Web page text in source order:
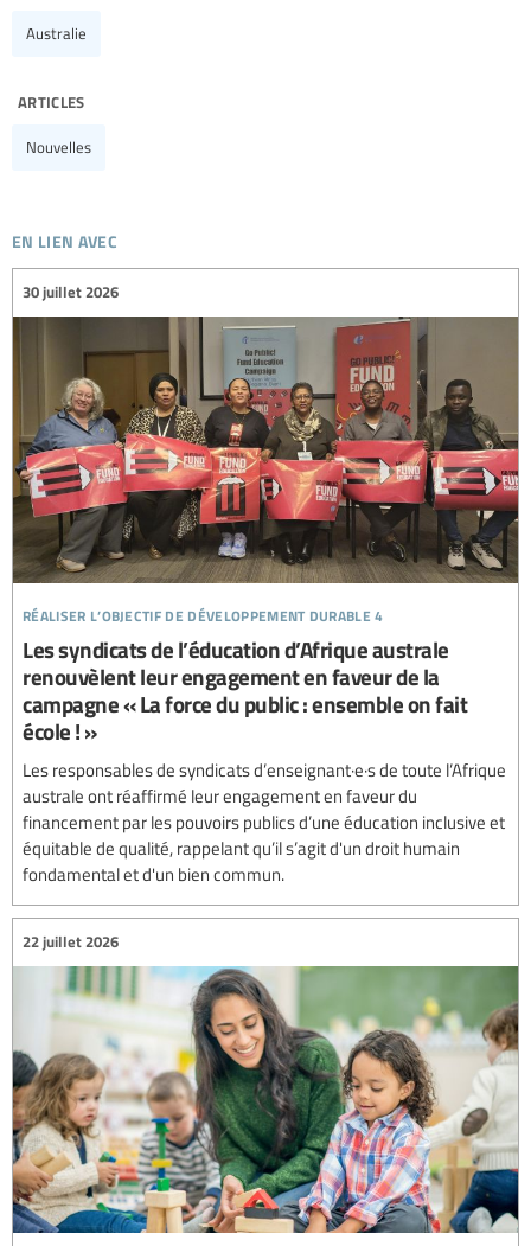
Australie
articles
Nouvelles
en lien avec
réaliser l’objectif de développement durable 4
30 juillet 2026
Les syndicats de l’éducation d’Afrique australe
renouvèlent leur engagement en faveur de la
campagne « La force du public : ensemble on fait
école ! »
Les responsables de syndicats d’enseignant·e·s de toute l’Afrique
australe ont réaffirmé leur engagement en faveur du
financement par les pouvoirs publics d’une éducation inclusive et
équitable de qualité, rappelant qu’il s’agit d'un droit humain
fondamental et d'un bien commun.
22 juillet 2026